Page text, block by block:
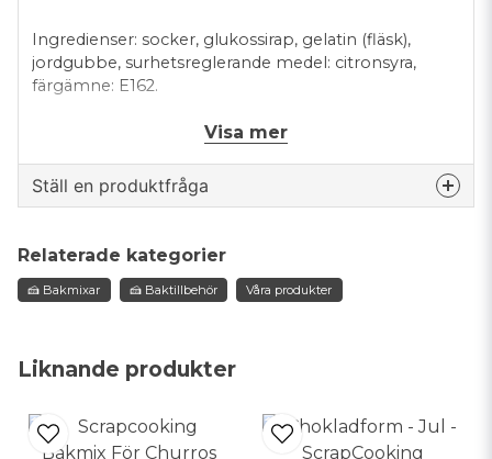
Liknande produkter
Ingredienser: socker, glukossirap, gelatin (fläsk),
jordgubbe, surhetsreglerande medel: citronsyra,
färgämne: E162.
Kan innehålla spår
av: gluten, ägg, jordnötter, soja, mjölk, nötter.
En förpackning innehåller 100g.
Visa mer
Ställ en produktfråga
Fråga oss något om denna produkten...
email
Mejladress
Relaterade kategorier
🍰 Bakmixar 🍰 Baktillbehör Våra produkter